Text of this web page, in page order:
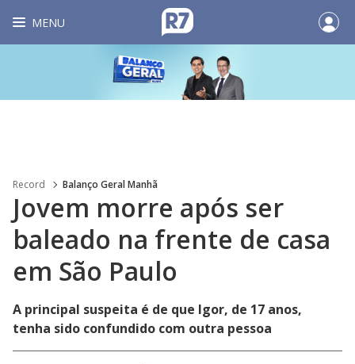
MENU
Record Balanço Geral Manhã
Jovem morre após ser
baleado na frente de casa
em São Paulo
A principal suspeita é de que Igor, de 17 anos,
tenha sido confundido com outra pessoa